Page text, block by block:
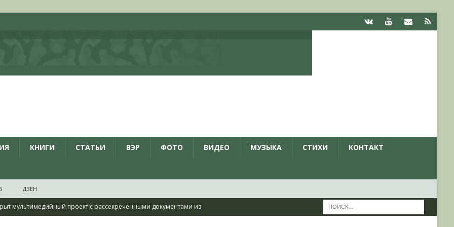
КНИГИ СТАТЬИ ВЭР ФОТО ВИДЕО МУЗЫКА СТИХИ КОНТАКТ
ДЗЕН
мультимедийный проект с рассекреченными документами из